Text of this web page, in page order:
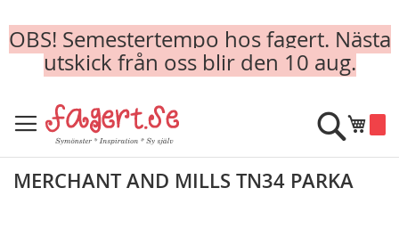
OBS! Semestertempo hos fagert. Nästa
utskick från oss blir den 10 aug.
to
Content
Min
Sök
MERCHANT AND MILLS TN34 PARKA